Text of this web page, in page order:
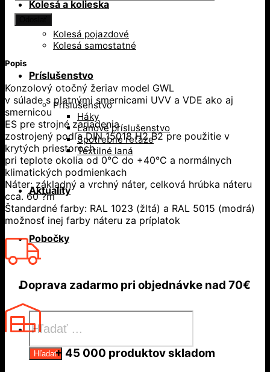
Kolesá a kolieska
Kolesá pojazdové
Kolesá samostatné
Príslušenstvo
Príslušenstvo
Háky
Lanové príslušenstvo
Spotrebné reťaze
Textilné laná
Aktuality
Pobočky
Products
search
Hľadať
Popis
Konzolový otočný žeriav model GWL
v súlade s platnými smernicami UVV a VDE ako aj
smernicou
ES pre strojné zariadenia
zostrojený podľa DIN 15018 H2 B2 pre použitie v
krytých priestoroch
pri teplote okolia od 0°C do +40°C a normálnych
klimatických podmienkach
Náter: základný a vrchný náter, celková hrúbka náteru
cca. 60 ?m
Štandardné farby: RAL 1023 (žltá) a RAL 5015 (modrá)
možnosť inej farby náteru za príplatok
Doprava zadarmo pri objednávke nad 70€
+ 45 000 produktov skladom